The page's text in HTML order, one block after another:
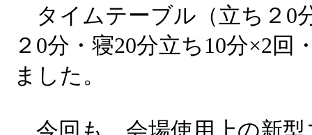
タイムテーブル（立ち２0
２0分・寝20分立ち10分×2回
ました。